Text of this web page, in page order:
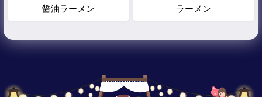
醤油ラーメン ラーメン